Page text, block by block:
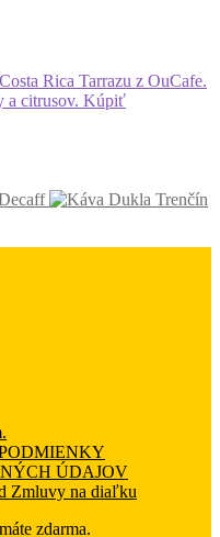
Rica Tarrazu z OuCafe.
a citrusov. Kúpiť
ÚDAJOV
Zmluvy na diaľku
zdarma.